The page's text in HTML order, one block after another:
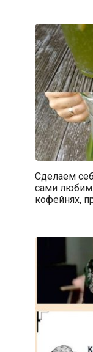
Сделаем
сами
кофейнях,